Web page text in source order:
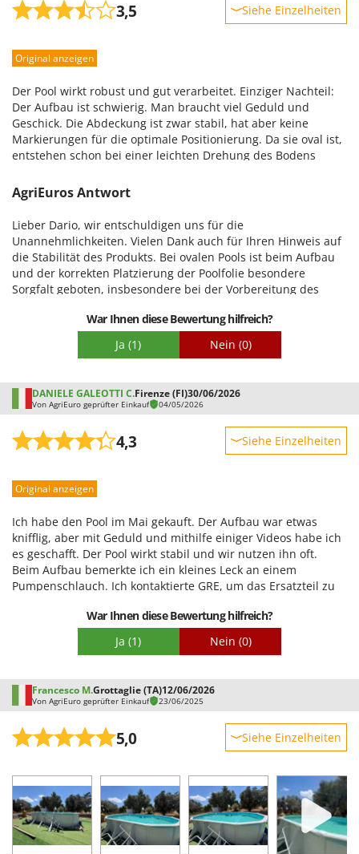
3,5 Siehe Einzelheiten
Leistung
Qualität / Preis
Schwierigkeitsgrad Zusammenbau
Verpackung
Original anzeigen
Der Pool wirkt robust und gut verarbeitet. Einziger Nachteil:
Der Aufbau ist schwierig. Man braucht viel Geduld und
Geschick. Die Abdeckung ist zwar stabil, hat aber keine
Markierungen für die optimale Positionierung. Da sie oval ist,
entstehen schon bei einer leichten Drehung des Bodens
Tagen damit und habe immer noch nicht die optimale
Position gefunden. Wenn Sie kein Experte sind, empfehle ich
Ihnen, den Pool selbst aufbauen zu lassen. Würde ich es
nochmal machen, würde ich einen runden Pool wählen. Ich
denke, der ist einfacher.
AgriEuros Antwort
Lieber Dario, wir entschuldigen uns für die
Unannehmlichkeiten. Vielen Dank auch für Ihren Hinweis auf
die Stabilität des Produkts. Bei ovalen Pools ist beim Aufbau
und der korrekten Platzierung der Poolfolie besondere
Sorgfalt geboten, insbesondere bei der Vorbereitung des
Spannung der Folie. Unser Kundenservice unterstützt Sie
gerne und stellt Ihnen auch Fotos vom Aufbau zur Verfügung,
damit wir Ihnen gezielte technische Beratung bieten und
Feedback hilft uns außerdem, die Montageanleitung
verständlicher zu gestalten.
War Ihnen diese Bewertung hilfreich?
Ja (1) Nein (0)
DANIELE GALEOTTI C.Firenze (FI)30/06/2026
Von AgriEuro geprüfter Einkauf 04/05/2026
4,3 Siehe Einzelheiten
Leistung
Qualität / Preis
Schwierigkeitsgrad Zusammenbau
Verpackung
Original anzeigen
Ich habe den Pool im Mai gekauft. Der Aufbau war etwas
knifflig, aber mit Geduld und mithilfe einiger Videos habe ich
es geschafft. Der Pool wirkt stabil und wir nutzen ihn oft.
Beim Aufbau bemerkte ich ein kleines Leck an einem
Pumpenschlauch. Ich kontaktierte GRE, um das Ersatzteil zu
Filterpumpe funktioniert einwandfrei.
War Ihnen diese Bewertung hilfreich?
Ja (1) Nein (0)
Francesco M.Grottaglie (TA)12/06/2026
Von AgriEuro geprüfter Einkauf 23/06/2025
5,0 Siehe Einzelheiten
Leistung
Benutzerfreundlichkeit
Qualität / Preis